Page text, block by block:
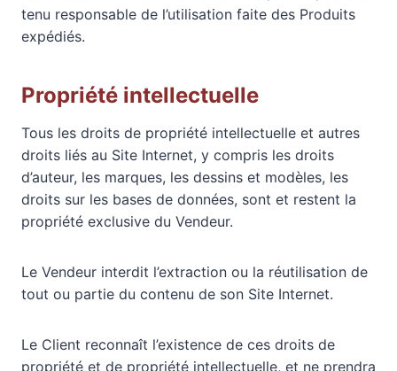
tenu responsable de l’utilisation faite des Produits
expédiés.
Propriété intellectuelle
Tous les droits de propriété intellectuelle et autres
droits liés au Site Internet, y compris les droits
d’auteur, les marques, les dessins et modèles, les
droits sur les bases de données, sont et restent la
propriété exclusive du Vendeur.
Le Vendeur interdit l’extraction ou la réutilisation de
tout ou partie du contenu de son Site Internet.
Le Client reconnaît l’existence de ces droits de
propriété et de propriété intellectuelle, et ne prendra